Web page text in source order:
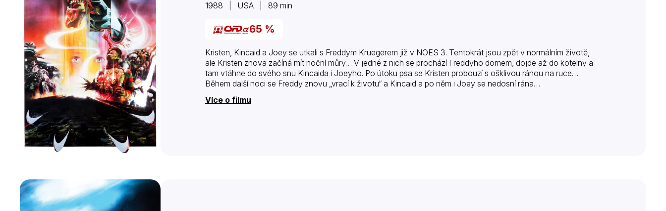
1988 | USA | 89 min
65 %
Kristen, Kincaid a Joey se utkali s Freddym Kruegerem již v NOES 3. Tentokrát jsou zpět v normálním životě,
ale Kristen znova začíná mít noční můry… V jedné z nich se prochází Freddyho domem, dojde až do kotelny a
tam vtáhne do svého snu Kincaida i Joeyho. Po útoku psa se Kristen probouzí s ošklivou ránou na ruce…
Během další noci se Freddy znovu „vrací k životu“ a Kincaid a po něm i Joey se nedosní rána…
Více o filmu